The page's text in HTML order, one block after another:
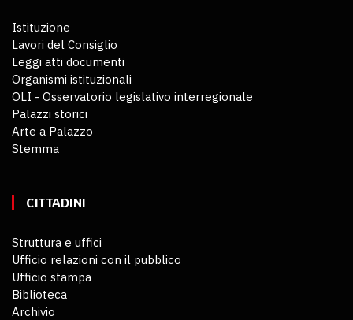
Istituzione
Lavori del Consiglio
Leggi atti documenti
Organismi istituzionali
OLI - Osservatorio legislativo interregionale
Palazzi storici
Arte a Palazzo
Stemma
CITTADINI
Struttura e uffici
Ufficio relazioni con il pubblico
Ufficio stampa
Biblioteca
Archivio